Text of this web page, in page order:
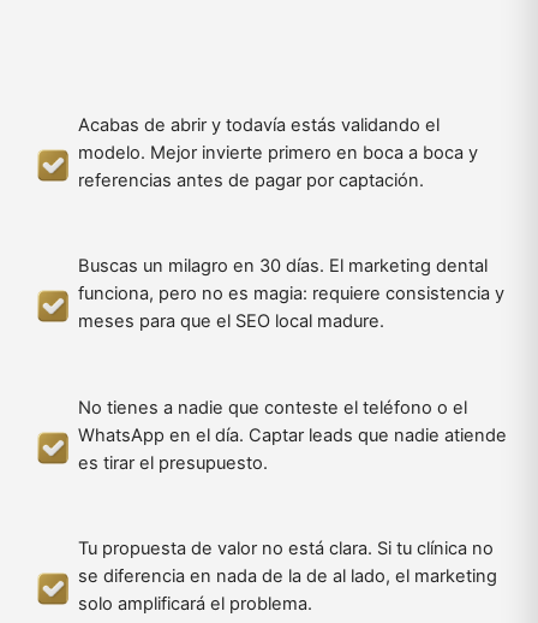
Acabas de abrir y todavía estás validando el
modelo. Mejor invierte primero en boca a boca y
referencias antes de pagar por captación.
Buscas un milagro en 30 días. El marketing dental
funciona, pero no es magia: requiere consistencia y
meses para que el SEO local madure.
No tienes a nadie que conteste el teléfono o el
WhatsApp en el día. Captar leads que nadie atiende
es tirar el presupuesto.
Tu propuesta de valor no está clara. Si tu clínica no
se diferencia en nada de la de al lado, el marketing
solo amplificará el problema.